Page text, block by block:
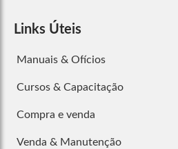
Links Úteis
Manuais & Ofícios
Cursos & Capacitação
Compra e venda
Venda & Manutenção